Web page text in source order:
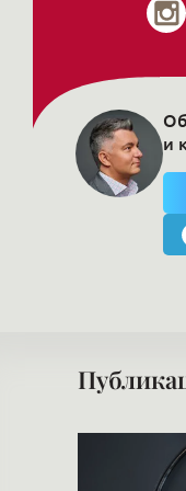
Нажимая на
и